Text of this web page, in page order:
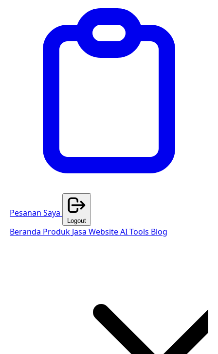
Pesanan Saya
Logout
Beranda Produk Jasa WebsiteAI Tools Blog